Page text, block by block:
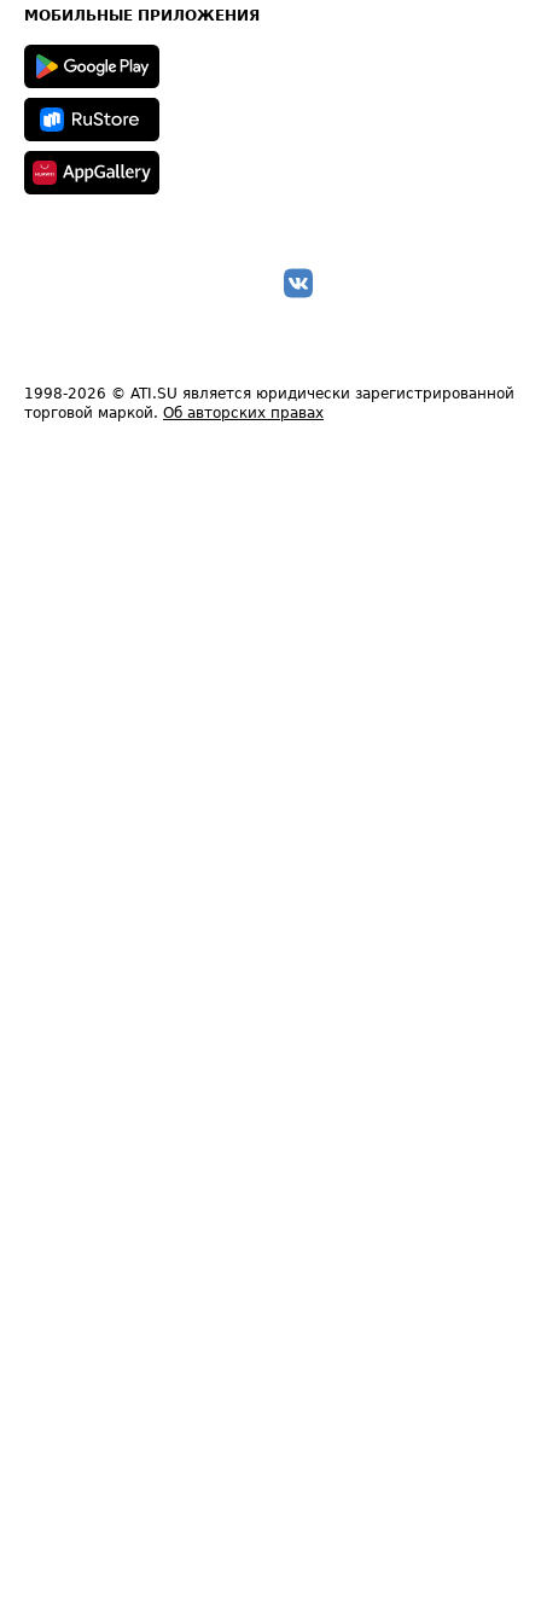
Техническая информация
МОБИЛЬНЫЕ ПРИЛОЖЕНИЯ
1998-2026 © ATI.SU является юридически зарегистрированной
торговой маркой. Об авторских правах